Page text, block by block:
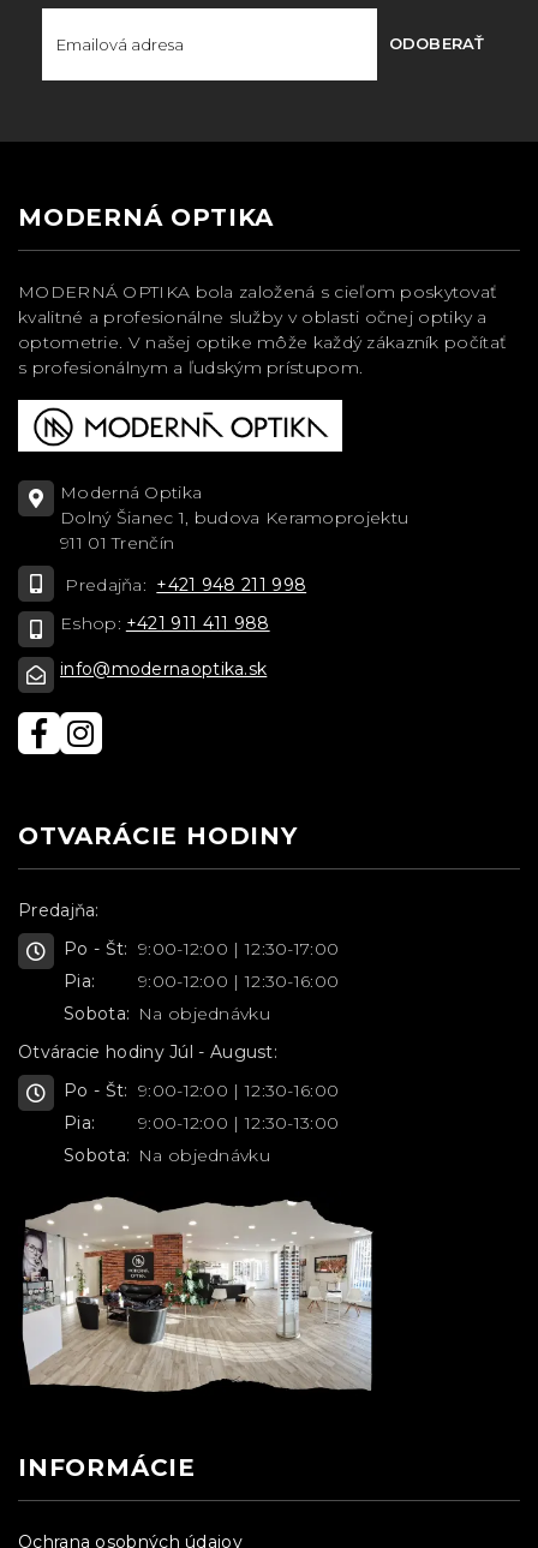
ODOBERAŤ
MODERNÁ OPTIKA
MODERNÁ OPTIKA bola založená s cieľom poskytovať
kvalitné a profesionálne služby v oblasti očnej optiky a
optometrie. V našej optike môže každý zákazník počítať
s profesionálnym a ľudským prístupom.
Moderná Optika
Dolný Šianec 1, budova Keramoprojektu
911 01 Trenčín
Predajňa: +421 948 211 998
Eshop: +421 911 411 988
info@modernaoptika.sk
OTVARÁCIE HODINY
Predajňa:
Po - Št: 9:00-12:00 | 12:30-17:00
Pia:
9:00-12:00 | 12:30-16:00
Sobota: Na objednávku
Otváracie hodiny Júl - August:
Po - Št: 9:00-12:00 | 12:30-16:00
Pia:
9:00-12:00 | 12:30-13:00
Sobota: Na objednávku
INFORMÁCIE
Ochrana osobných údajov